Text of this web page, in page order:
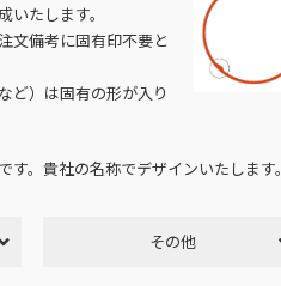
たします。
文備考に固有印不要と
ど）は固有の形が入り
。貴社の名称でデザインいたします。
その他